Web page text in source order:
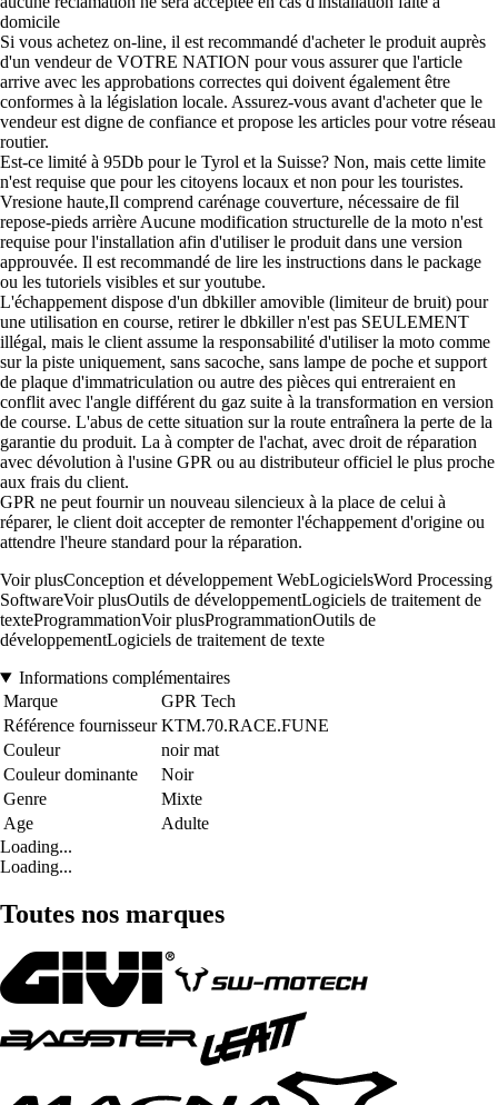
domicile
Si vous achetez on-line, il est recommandé d'acheter le produit auprès
d'un vendeur de VOTRE NATION pour vous assurer que l'article
arrive avec les approbations correctes qui doivent également être
conformes à la législation locale. Assurez-vous avant d'acheter que le
vendeur est digne de confiance et propose les articles pour votre réseau
routier.
Est-ce limité à 95Db pour le Tyrol et la Suisse? Non, mais cette limite
n'est requise que pour les citoyens locaux et non pour les touristes.
Vresione haute,Il comprend carénage couverture, nécessaire de fil
repose-pieds arrière Aucune modification structurelle de la moto n'est
requise pour l'installation afin d'utiliser le produit dans une version
approuvée. Il est recommandé de lire les instructions dans le package
ou les tutoriels visibles et sur youtube.
L'échappement dispose d'un dbkiller amovible (limiteur de bruit) pour
une utilisation en course, retirer le dbkiller n'est pas SEULEMENT
illégal, mais le client assume la responsabilité d'utiliser la moto comme
sur la piste uniquement, sans sacoche, sans lampe de poche et support
de plaque d'immatriculation ou autre des pièces qui entreraient en
conflit avec l'angle différent du gaz suite à la transformation en version
de course. L'abus de cette situation sur la route entraînera la perte de la
garantie du produit. La à compter de l'achat, avec droit de réparation
avec dévolution à l'usine GPR ou au distributeur officiel le plus proche
aux frais du client.
GPR ne peut fournir un nouveau silencieux à la place de celui à
réparer, le client doit accepter de remonter l'échappement d'origine ou
attendre l'heure standard pour la réparation.
Voir plusConception et développement WebLogicielsWord Processing
SoftwareVoir plusOutils de développementLogiciels de traitement de
texteProgrammationVoir plusProgrammationOutils de
développementLogiciels de traitement de texte
Informations complémentaires
Marque
GPR Tech
Référence fournisseur KTM.70.RACE.FUNE
Couleur
noir mat
Couleur dominante
Noir
Genre
Mixte
Age
Adulte
Loading...
Loading...
Toutes nos marques